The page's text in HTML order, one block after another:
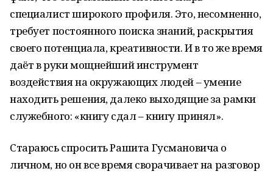
специалист широкого профиля. Это, несомненно,
требует постоянного поиска знаний, раскрытия
своего потенциала, креативности. И в то же время
даёт в руки мощнейший инструмент
воздействия на окружающих людей – умение
находить решения, далеко выходящие за рамки
служебного: «книгу сдал – книгу принял».
Стараюсь спросить Рашита Гусмановича о
личном, но он все время сворачивает на разговор